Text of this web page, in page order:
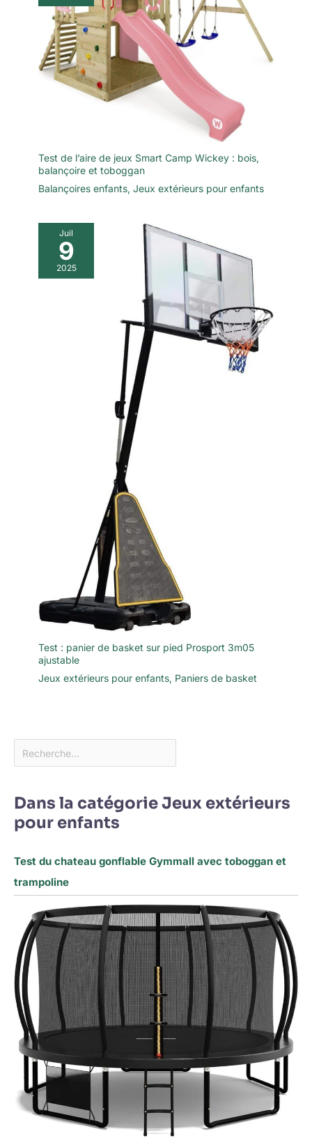
Test de l’aire de jeux Smart Camp Wickey : bois,
balançoire et toboggan
Balançoires enfants, Jeux extérieurs pour enfants
Juil
9
2025
Test : panier de basket sur pied Prosport 3m05
ajustable
Jeux extérieurs pour enfants, Paniers de basket
Dans la catégorie Jeux extérieurs
pour enfants
Test du chateau gonflable Gymmall avec toboggan et
trampoline